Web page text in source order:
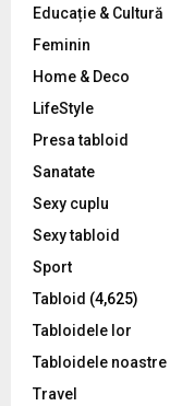
Educație & Cultură
Feminin
Home & Deco
LifeStyle
Presa tabloid
Sanatate
Sexy cuplu
Sexy tabloid
Sport
Tabloid (4,625)
Tabloidele lor
Tabloidele noastre
Travel